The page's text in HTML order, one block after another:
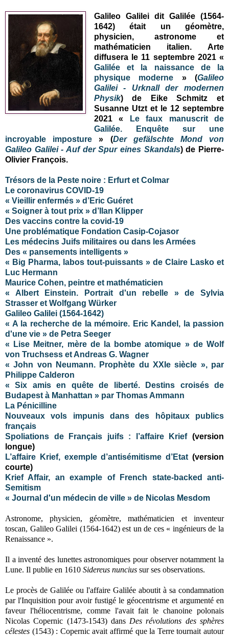
Galileo Galilei dit Galilée (1564-
1642) était un géomètre,
physicien, astronome et
mathématicien italien. Arte
diffusera le 11 septembre 2021 «
Galilée et la naissance de la
physique moderne » (Galileo
Galilei - Urknall der modernen
Physik) de Eike Schmitz et
Susanne Utzt et le 12 septembre
2021 «
Le faux manuscrit de
Galilée. Enquête sur une
incroyable imposture » (Der gefälschte Mond von
Galileo Galilei - Auf der Spur eines Skandals)de Pierre-
Olivier François.
Trésors de la Peste noire : Erfurt et Colmar
Le coronavirus COVID-19
« Vieillir enfermés » d’Eric Guéret
« Soigner à tout prix » d’Ilan Klipper
Des vaccins contre la covid-19
Une problématique Fondation Casip-Cojasor
Les médecins Juifs militaires ou dans les Armées
Des « pansements intelligents »
« Big Pharma, labos tout-puissants » de Claire Lasko et
Luc Hermann
Maurice Cohen, peintre et mathématicien
« Albert Einstein. Portrait d'un rebelle » de Sylvia
Strasser et Wolfgang Würker
Galileo Galilei (1564-1642)
« A la recherche de la mémoire. Eric Kandel, la passion
d'une vie » de Petra Seeger
« Lise Meitner, mère de la bombe atomique » de Wolf
von Truchsess et Andreas G. Wagner
« John von Neumann. Prophète du XXIe siècle », par
Philippe Calderon
« Six amis en quête de liberté. Destins croisés de
Budapest à Manhattan » par Thomas Ammann
La Pénicilline
Nouveaux vols impunis dans des hôpitaux publics
français
Spoliations de Français juifs : l’affaire Krief(version
longue)
L’affaire Krief, exemple d’antisémitisme d’Etat (version
courte)
Krief Affair, an example of French state-backed anti-
Semitism
« Journal d'un médecin de ville » de Nicolas Mesdom
Astronome, physicien, géomètre, mathématicien et inventeur
toscan, Galileo Galilei (1564-1642) est un de ces « ingénieurs de la
Renaissance ».
Il a inventé des lunettes astronomiques pour observer notamment la
Lune. Il publie en 1610 Sidereus nuncius sur ses observations.
Le procès de Galilée ou l'affaire Galilée aboutit à sa condamnation
par l'Inquisition pour avoir fustigé le géocentrisme et argumenté en
faveur l'héliocentrisme, comme l'avait fait le chanoine polonais
Nicolas Copernic (1473-1543) dans Des révolutions des sphères
célestes (1543) : Copernic avait affirmé que la Terre tournait autour